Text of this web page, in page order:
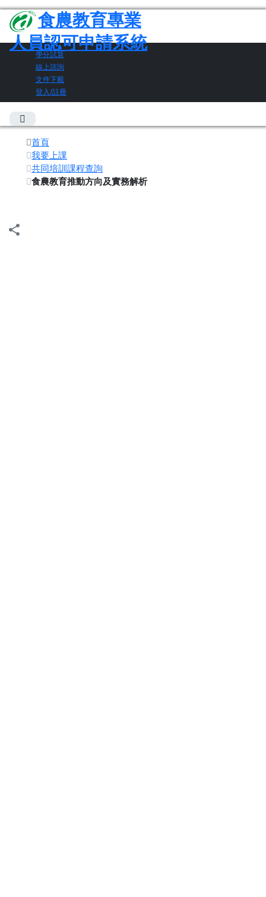
食農教育專業
人員認可申請系統
學分試算
線上諮詢
文件下載
登入/註冊
首頁
我要上課
共同培訓課程查詢
食農教育推動方向及實務解析
share